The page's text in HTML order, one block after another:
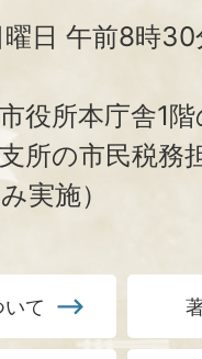
日 午前8時
役所本庁舎1
所の市民税務
実施）
て